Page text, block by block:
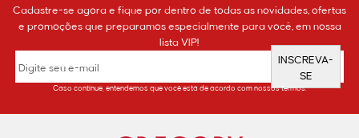
Cadastre-se agora e fique por dentro de todas as novidades, ofertas
e promoções que preparamos especialmente para você, em nossa
lista VIP!
INSCREVA-
SE
Caso continue, entendemos que você está de acordo com nossos termos.